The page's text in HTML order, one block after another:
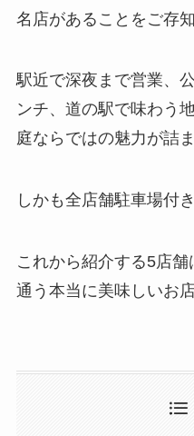
名店があることをご存
駅近で深夜まで営業、
ンチ、道の駅で味わう
庭ならではの魅力が詰
しかも全店舗駐車場付
これから紹介する5店舗
通う本当に美味しいお